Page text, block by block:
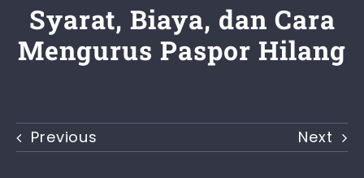
Artikel
Syarat, Biaya, dan Cara
Mengurus Paspor Hilang
Previous Next